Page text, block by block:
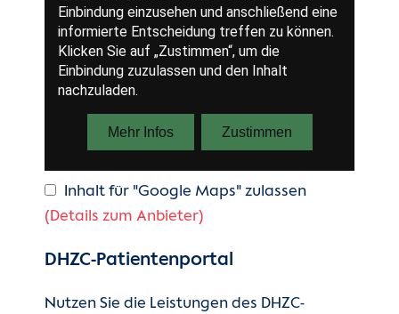
Inhalt für "Google Maps" zulassen
(Details zum Anbieter)
DHZC-Patientenportal
Nutzen Sie die Leistungen des DHZC-